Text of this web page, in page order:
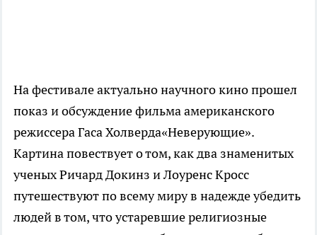
На фестивале актуально научного кино прошел
показ и обсуждение фильма американского
режиссера Гаса Холверда«Неверующие».
Картина повествует о том, как два знаменитых
ученых Ричард Докинз и Лоуренс Кросс
путешествуют по всему миру в надежде убедить
людей в том, что устаревшие религиозные